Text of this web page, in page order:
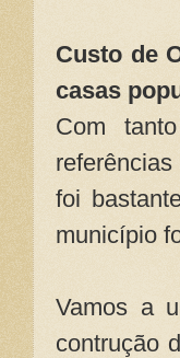
Custo de
casas
Com
foi
município
Vamos a
contrução